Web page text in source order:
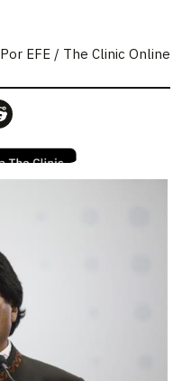
Por EFE / The Clinic Online